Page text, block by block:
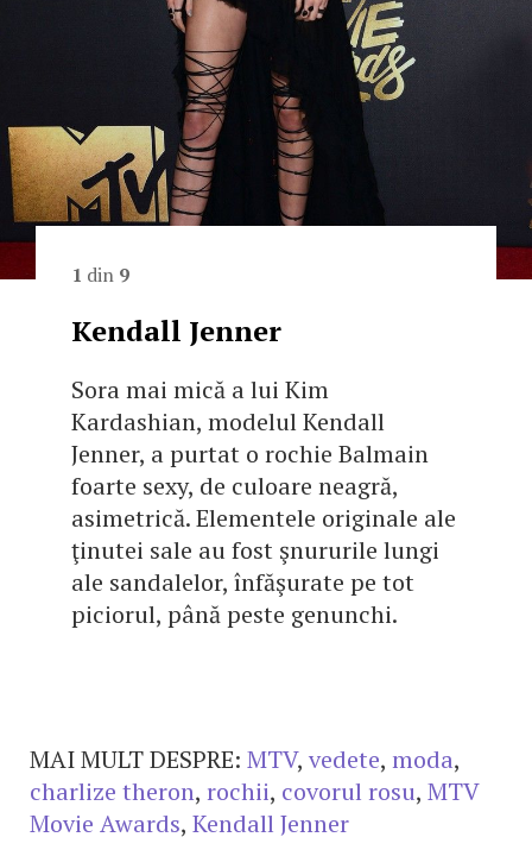
1 din 9
Kendall Jenner
Sora mai mică a lui Kim
Kardashian, modelul Kendall
Jenner, a purtat o rochie Balmain
foarte sexy, de culoare neagră,
asimetrică. Elementele originale ale
ţinutei sale au fost şnururile lungi
ale sandalelor, înfăşurate pe tot
piciorul, până peste genunchi.
MAI MULT DESPRE: MTV, vedete, moda,
charlize theron, rochii, covorul rosu, MTV
Movie Awards, Kendall Jenner